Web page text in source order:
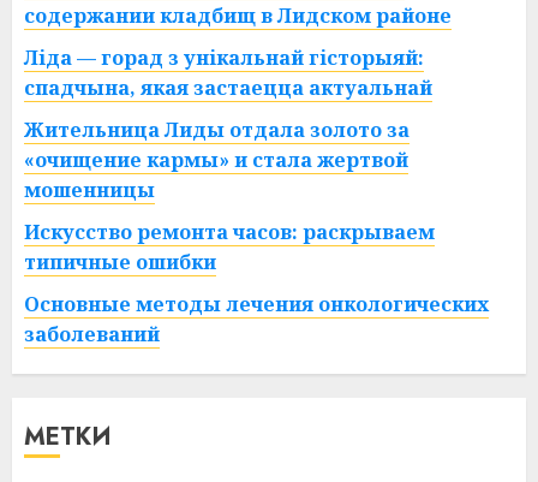
содержании кладбищ в Лидском районе
Ліда — горад з унікальнай гісторыяй:
спадчына, якая застаецца актуальнай
Жительница Лиды отдала золото за
«очищение кармы» и стала жертвой
мошенницы
Искусство ремонта часов: раскрываем
типичные ошибки
Основные методы лечения онкологических
заболеваний
МЕТКИ